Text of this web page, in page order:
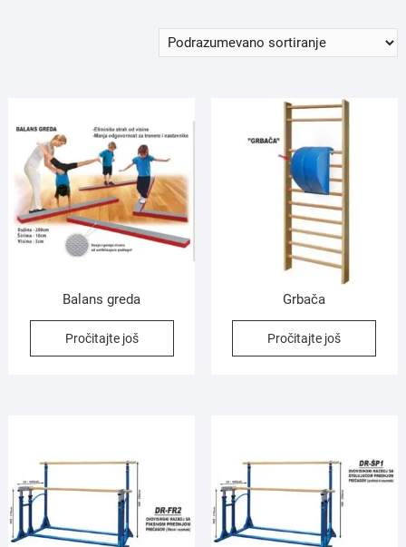
Balans greda
Pročitajte još
Grbača
Pročitajte još